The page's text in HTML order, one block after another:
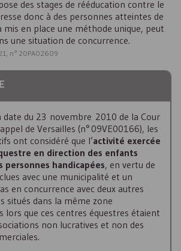
des stages de rééducation contre le
donc à des personnes atteintes de
mis en place une méthode unique, peut
une situation de concurrence.
n° 20PA02609
date du 23 novembre 2010 de la Cour
de Versailles (n° 09VE00166), les
ont considéré que l’activité exercée
en direction des enfants
personnes handicapées, en vertu de
avec une municipalité et un
en concurrence avec deux autres
situés dans la même zone
lors que ces centres équestres étaient
non lucratives et non des